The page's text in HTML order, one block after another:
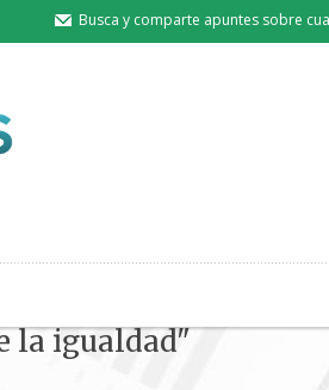
Busca y comparte apuntes sobre
la igualdad"